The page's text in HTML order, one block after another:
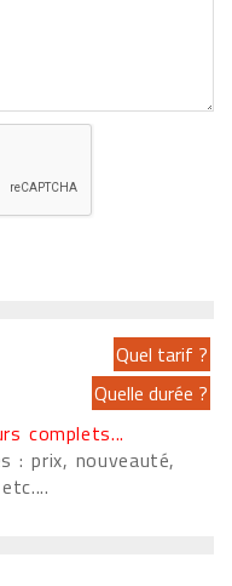
complets...
: prix, nouveauté,